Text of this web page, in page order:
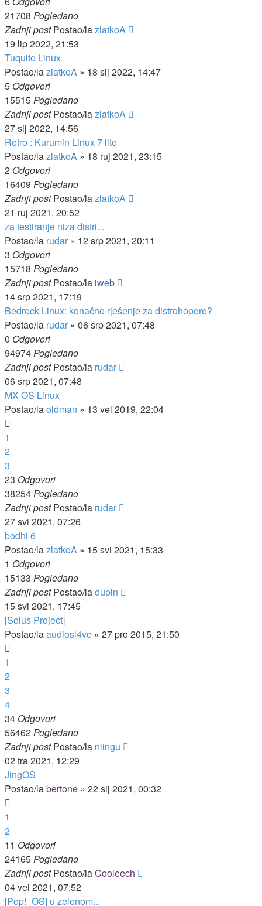
21708 Pogledano
Zadnji postPostao/lazlatkoA
19 lip 2022, 21:53
Tuquito Linux
Postao/lazlatkoA » 18 sij 2022, 14:47
5 Odgovori
15515Pogledano
Zadnji postPostao/lazlatkoA
27 sij 2022, 14:56
Retro : Kurumin Linux 7 lite
Postao/lazlatkoA » 18 ruj 2021, 23:15
2 Odgovori
16409 Pogledano
Zadnji postPostao/lazlatkoA
21 ruj 2021, 20:52
za testiranje niza distri...
Postao/la rudar » 12 srp 2021, 20:11
3 Odgovori
15718 Pogledano
Zadnji postPostao/la iweb
14 srp 2021, 17:19
Bedrock Linux: konačno rješenje za distrohopere?
Postao/la rudar » 06 srp 2021, 07:48
0 Odgovori
94974Pogledano
Zadnji postPostao/la rudar
06 srp 2021, 07:48
MX OS Linux
Postao/laoldman » 13 vel 2019, 22:04
1
2
3
23 Odgovori
38254Pogledano
Zadnji postPostao/la rudar
27 svi 2021, 07:26
bodhi 6
Postao/lazlatkoA » 15 svi 2021, 15:33
1 Odgovori
15133 Pogledano
Zadnji postPostao/ladupin
15 svi 2021, 17:45
[Solus Project]
Postao/laaudiosl4ve » 27 pro 2015, 21:50
1
2
3
4
34 Odgovori
56462Pogledano
Zadnji postPostao/la niingu
02 tra 2021, 12:29
JingOS
Postao/labertone » 22 sij 2021, 00:32
1
2
11 Odgovori
24165Pogledano
Zadnji postPostao/laCooleech
04 vel 2021, 07:52
[Pop!_OS] u zelenom...